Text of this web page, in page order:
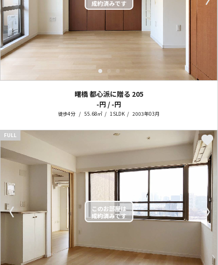
曙橋 都心派に贈る 205
-円 / -円
徒歩4分 55.68㎡ 1SLDK 2003年03月
〈 〉
FULL